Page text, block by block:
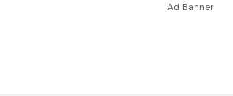
Ad Banner